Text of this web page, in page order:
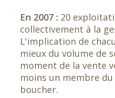
En 2007 : 20
collectivement à la
L'implication de
mieux du volume de
moment de la vente
moins un membre
boucher.